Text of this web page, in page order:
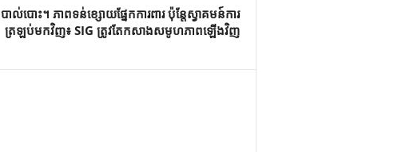
បាល់បោះ។ ភាពទន់ខ្សោយផ្នែកការពារ ប៉ុន្តែស្វាគមន៍ការ
ត្រឡប់មកវិញ៖ SIG ត្រូវតែកសាងសមូហភាពឡើងវិញ